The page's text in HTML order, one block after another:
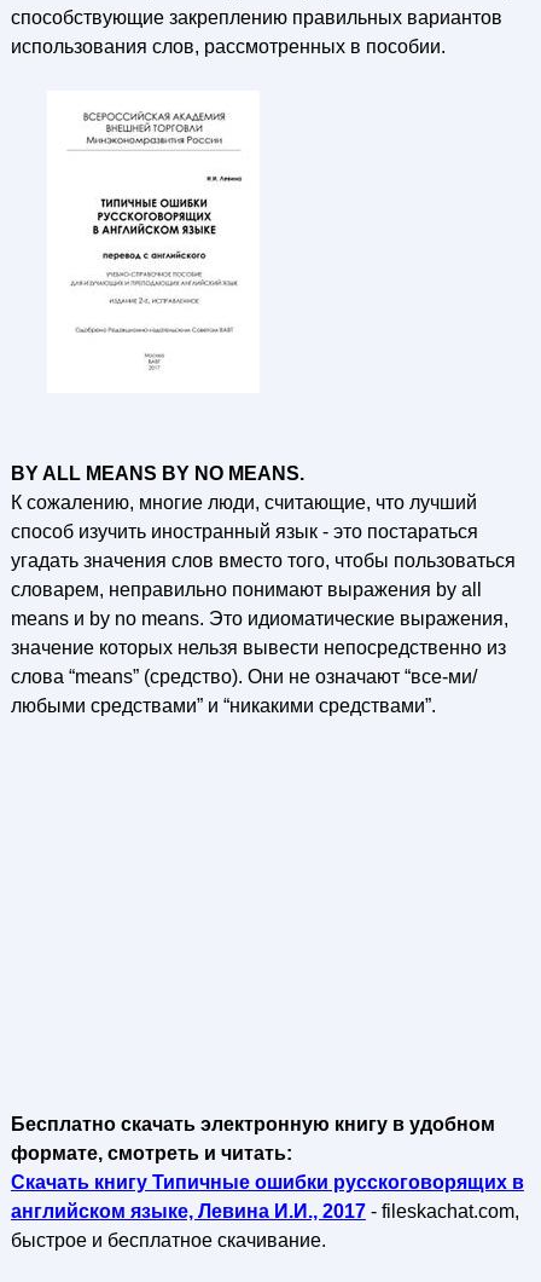
способствующие закреплению правильных вариантов
использования слов, рассмотренных в пособии.
BY ALL MEANS BY NO MEANS.
К сожалению, многие люди, считающие, что лучший
способ изучить иностранный язык - это постараться
угадать значения слов вместо того, чтобы пользоваться
словарем, неправильно понимают выражения by all
means и by no means. Это идиоматические выражения,
значение которых нельзя вывести непосредственно из
слова “means” (средство). Они не означают “все-ми/
любыми средствами” и “никакими средствами”.
Бесплатно скачать электронную книгу в удобном
формате, смотреть и читать:
Скачать книгу Типичные ошибки русскоговорящих в
английском языке, Левина И.И., 2017- fileskachat.com,
быстрое и бесплатное скачивание.